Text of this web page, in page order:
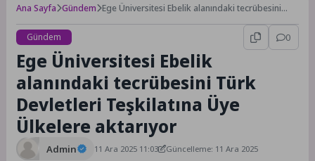
Ana Sayfa Gündem Ege Üniversitesi Ebelik alanındaki tecrübesini
Gündem 0
Ege Üniversitesi Ebelik
alanındaki tecrübesini Türk
Devletleri Teşkilatına Üye
Ülkelere aktarıyor
Admin 11 Ara 2025 11:03
Güncelleme: 11 Ara 2025